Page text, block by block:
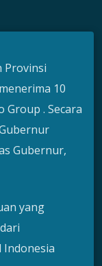
Provinsi
10
. Secara
Gubernur,
yang